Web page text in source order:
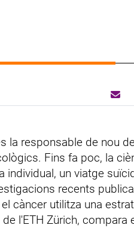
la responsable de nou
Fins fa poc, la
individual, un viatge
recents
càncer utilitza una
l'ETH Zürich,